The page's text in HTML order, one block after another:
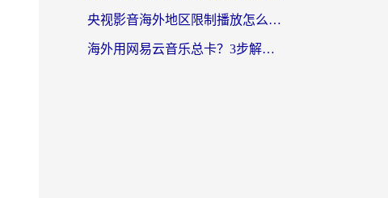
央视影音海外地区限制播放怎么办？海外党亲测有效的回国加速指南
海外用网易云音乐总卡？3步解决版权限制+卡顿，还能听喜马拉雅！